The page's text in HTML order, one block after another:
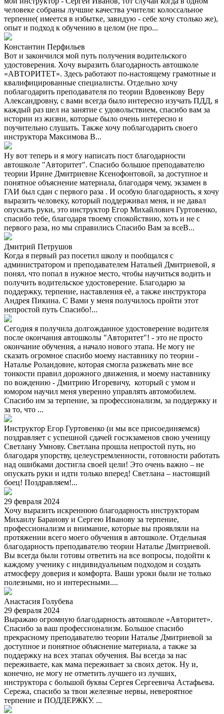
человеке собраны лучшие качества учителя: колоссальное
терпение( имеется в избытке, завидую - себе хочу столько же),
опыт и подход к обучению в целом (не про...
Константин Перфильев
Вот и закончился мой путь получения водительского
удостоверения. Хочу выразить благодарность автошколе
«АВТОРИТЕТ». Здесь работают по-настоящему грамотные и
квалифицированные специалисты. Отдельно хочу
поблагодарить преподавателя по теории Вдовенкову Веру
Александровну, с вами всегда было интересно изучать ПДД, я
каждый раз шел на занятие с удовольствием, спасибо вам за
истории из жизни, которые было очень интересно и
поучительно слушать. Также хочу поблагодарить своего
инструктора Максимова В...
Ну вот теперь и я могу написать пост благодарности
автошколе "Авторитет". Спасибо большое преподавателю
теории Ирине Дмитриевне Ксенофонтовой, за доступное и
понятное объяснение материала, благодаря чему, экзамен в
ГАИ был сдан с первого раза . И особую благодарность, я хочу
выразить человеку, который поддерживал меня, и не давал
опускать руки, это инструктор Егор Михайлович Гуртовенко,
спасибо тебе, благодаря твоему спокойствию, хоть и не с
первого раза, но мы справились Спасибо Вам за всеВ...
Дмитрий Петрушов
Когда я первый раз посетил школу и пообщался с
администратором и преподавателем Натальей Дмитриевой, я
понял, что попал в нужное место, чтобы научиться водить и
получить водительское удостоверение. Благодарю за
поддержку, терпение, наставления её, а также инструктора
Андрея Пикина. С Вами у меня получилось пройти этот
непростой путь Спасибо!...
Сегодня я получила долгожданное удостоверение водителя
после окончания автошколы "Авторитет"! - это не просто
окончание обучения, а начало нового этапа. Не могу не
сказать огромное спасибо моему наставнику по теории -
Наталье Роландовне, которая смогла разжевать мне все
тонкости правил дорожного движения, и моему наставнику
по вождению - Дмитрию Игоревичу, который с умом и
юмором научил меня уверенно управлять автомобилем.
Спасибо им за терпение, за профессионализм, за поддержку и
за то, что ...
Инструктор Егор Гуртовенко (и мы все присоединяемся)
поздравляет с успешной сдачей госэкзаменов свою ученицу
Светлану Умнову. Светлана прошла непростой путь, но
благодаря упорству, целеустремленности, готовности работать
над ошибками достигла своей цели! Это очень важно – не
опускать руки и идти только вперед! Светлана – настоящий
боец! Поздравляем!...
29 февраля 2024
Хочу выразить искреннюю благодарность инструкторам
Михаилу Баранову и Сергею Иванову за терпение,
профессионализм и внимание, которые вы проявляли на
протяжении всего моего обучения в автошколе. Отдельная
благодарность преподавателю теории Наталье Дмитриевой.
Вы всегда были готовы ответить на все вопросы, подойти к
каждому ученику с индивидуальным подходом и создать
атмосферу доверия и комфорта. Ваши уроки были не только
полезными, но и интересными....
Анастасия Голубева
29 февраля 2024
Выражаю огромную благодарность автошколе «Авторитет».
Спасибо за ваш профессионализм. Большое спасибо
прекрасному преподавателю теории Наталье Дмитриевой за
доступное и понятное объяснение материала, а также за
поддержку на всех этапах обучения. Вы всегда за нас
переживаете, как мама переживает за своих деток. Ну и,
конечно, не могу не отметить лучшего из лучших,
инструктора с большой буквы Сергея Сергеевича Астафьева.
Сережа, спасибо за твои железные нервы, невероятное
терпение и ПОДДЕРЖКУ. ...